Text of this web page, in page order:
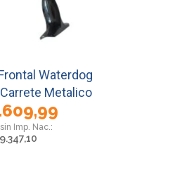
Waterdog
Metalico